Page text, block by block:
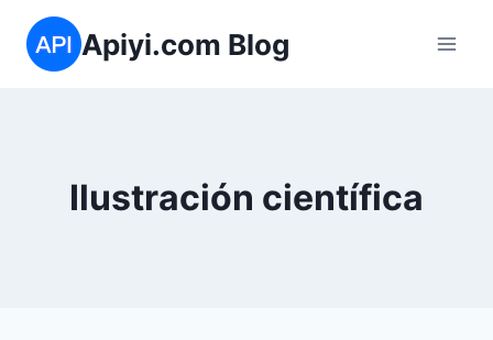
Saltar
contenido
Apiyi.com Blog
Ilustración científica